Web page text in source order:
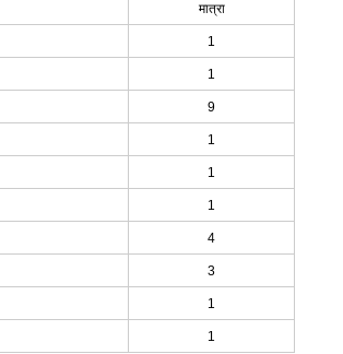
मात्रा
1
1
9
1
1
1
4
3
1
1